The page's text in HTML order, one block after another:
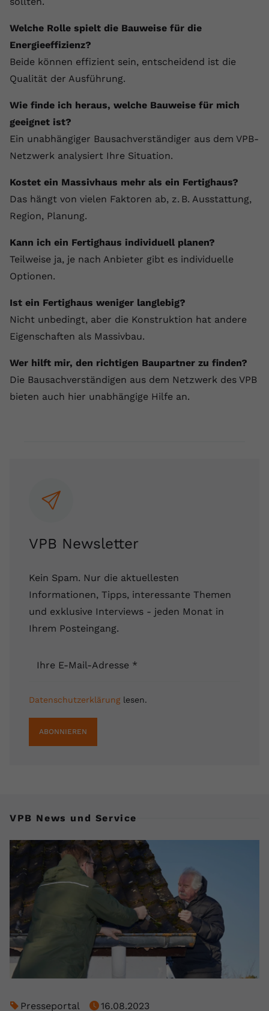
Welche Rolle spielt die Bauweise für die
Energieeffizienz?
Beide können effizient sein, entscheidend ist die
Qualität der Ausführung.
Wie finde ich heraus, welche Bauweise für mich
geeignet ist?
Ein unabhängiger Bausachverständiger aus dem VPB-
Netzwerk analysiert Ihre Situation.
Kostet ein Massivhaus mehr als ein Fertighaus?
Das hängt von vielen Faktoren ab, z. B. Ausstattung,
Region, Planung.
Kann ich ein Fertighaus individuell planen?
Teilweise ja, je nach Anbieter gibt es individuelle
Optionen.
Ist ein Fertighaus weniger langlebig?
Nicht unbedingt, aber die Konstruktion hat andere
Eigenschaften als Massivbau.
Wer hilft mir, den richtigen Baupartner zu finden?
Die Bausachverständigen aus dem Netzwerk des VPB
bieten auch hier unabhängige Hilfe an.
VPB Newsletter
Kein Spam. Nur die aktuellesten
Informationen, Tipps, interessante Themen
und exklusive Interviews - jeden Monat in
Ihrem Posteingang.
Ihre E-Mail-Adresse *
Datenschutzerklärunglesen.
ABONNIEREN
VPB News und Service
Presseportal
16.08.2023